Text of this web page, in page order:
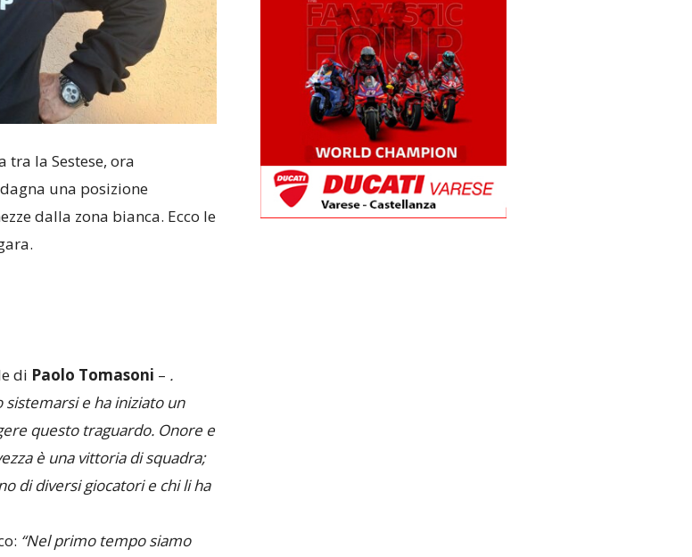
la Sestese, ora
una posizione
dalla zona bianca. Ecco le
di Paolo Tomasoni – .
e ha iniziato un
questo traguardo. Onore e
è una vittoria di squadra;
di diversi giocatori e chi li ha
“Nel primo tempo siamo